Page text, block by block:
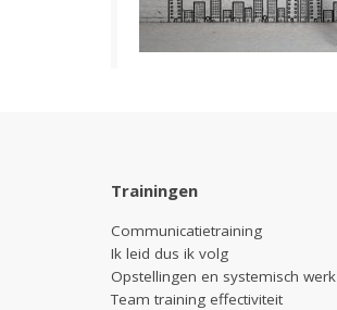
Trainingen
Communicatietraining
Ik leid dus ik volg
Opstellingen en systemisch werk
Team training effectiviteit